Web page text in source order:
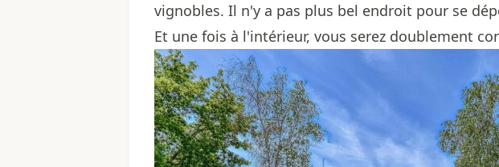
vignobles. Il n'y a pas plus bel endroit pour se
Et une fois à l'intérieur, vous serez doublement